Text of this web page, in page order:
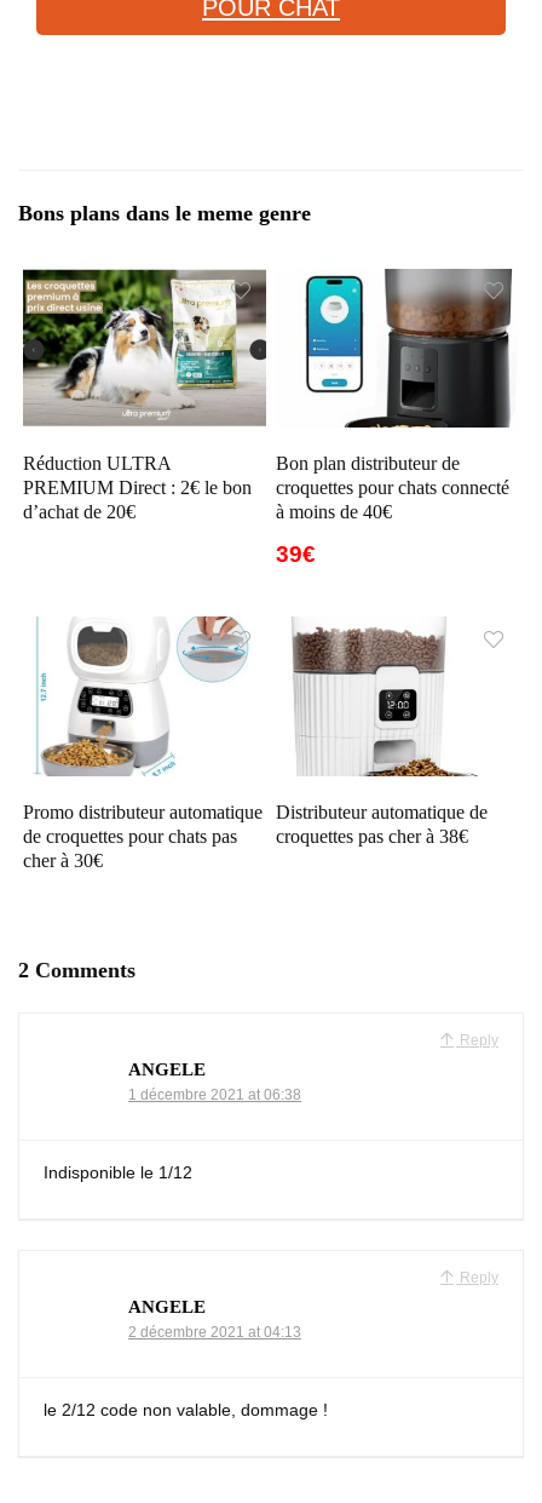
POUR CHAT
Bons plans dans le meme genre
Réduction ULTRA
PREMIUM Direct : 2€ le bon
d’achat de 20€
Bon plan distributeur de
croquettes pour chats connecté
à moins de 40€
39€
Promo distributeur automatique
de croquettes pour chats pas
cher à 30€
Distributeur automatique de
croquettes pas cher à 38€
2 Comments
Reply
ANGELE
1 décembre 2021 at 06:38
Indisponible le 1/12
Reply
ANGELE
2 décembre 2021 at 04:13
le 2/12 code non valable, dommage !